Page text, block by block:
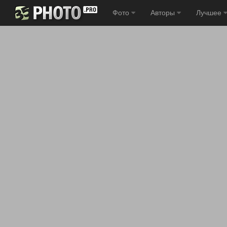
Фото Авторы Лучшее